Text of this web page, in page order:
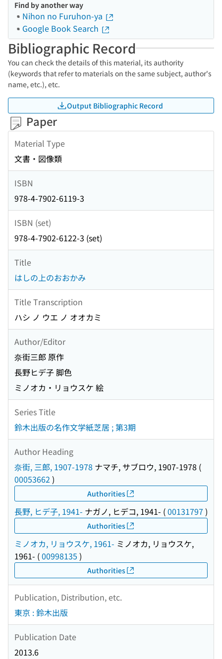
Find by another way
Nihon no Furuhon-ya
Google Book Search
Bibliographic Record
You can check the details of this material, its authority
(keywords that refer to materials on the same subject, author's
name, etc.), etc.
Output Bibliographic Record
Paper
Material Type
文書・図像類
ISBN
978-4-7902-6119-3
ISBN (set)
978-4-7902-6122-3 (set)
Title
はしの上のおおかみ
Title Transcription
ハシ ノ ウエ ノ オオカミ
Author/Editor
奈街三郎 原作
長野ヒデ子 脚色
ミノオカ・リョウスケ 絵
Series Title
鈴木出版の名作文学紙芝居 ; 第3期
Author Heading
奈街, 三郎, 1907-1978 ナマチ, サブロウ, 1907-1978 (
00053662 )
Authorities
長野, ヒデ子, 1941- ナガノ, ヒデコ, 1941- (00131797 )
Authorities
ミノオカ, リョウスケ, 1961- ミノオカ, リョウスケ,
1961- (00998135 )
Authorities
Publication, Distribution, etc.
東京 : 鈴木出版
Publication Date
2013.6